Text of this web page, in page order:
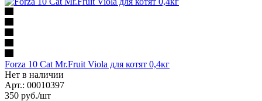
Forza 10 Cat Mr.Fruit Viola для котят 0,4кг
Нет в наличии
Арт.: 00010397
350 руб./шт